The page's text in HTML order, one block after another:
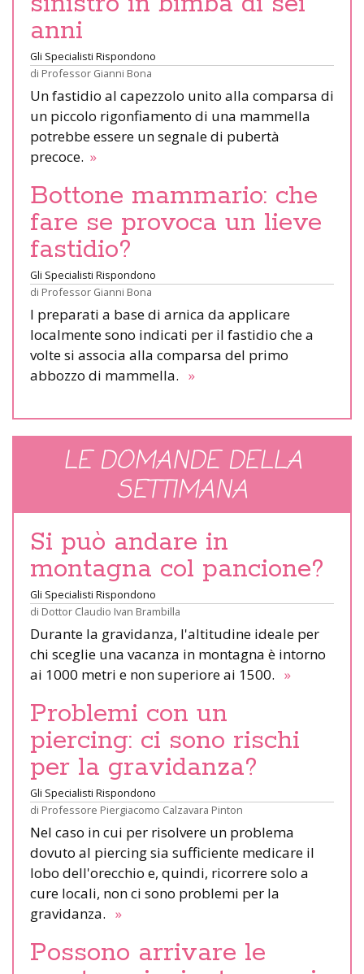
anni
Gli Specialisti Rispondono
di Professor Gianni Bona
Un fastidio al capezzolo unito alla comparsa di
un piccolo rigonfiamento di una mammella
potrebbe essere un segnale di pubertà
precoce. »
Bottone mammario: che
fare se provoca un lieve
fastidio?
Gli Specialisti Rispondono
di Professor Gianni Bona
I preparati a base di arnica da applicare
localmente sono indicati per il fastidio che a
volte si associa alla comparsa del primo
abbozzo di mammella. »
LE DOMANDE DELLA
SETTIMANA
Si può andare in
montagna col pancione?
Gli Specialisti Rispondono
di Dottor Claudio Ivan Brambilla
Durante la gravidanza, l'altitudine ideale per
chi sceglie una vacanza in montagna è intorno
ai 1000 metri e non superiore ai 1500. »
Problemi con un
piercing: ci sono rischi
per la gravidanza?
Gli Specialisti Rispondono
di Professore Piergiacomo Calzavara Pinton
Nel caso in cui per risolvere un problema
dovuto al piercing sia sufficiente medicare il
lobo dell'orecchio e, quindi, ricorrere solo a
cure locali, non ci sono problemi per la
gravidanza. »
Possono arrivare le